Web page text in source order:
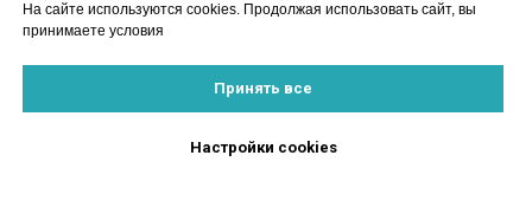
На сайте используются cookies. Продолжая использовать сайт, вы
принимаете условия
Принять все
Настройки cookies